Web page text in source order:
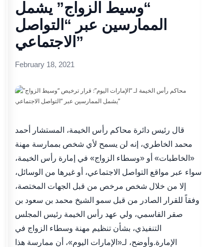
“وسيط الزواج” يشمل
الممارسين عبر “التواصل
الاجتماعي”
February 18, 2021
قال رئيس دائرة محاكم رأس الخيمة، المستشار أحمد
محمد الخاطري، إنه لن يسمح لأي شخص بممارسة مهنة
«الخاطبات» أو «وسطاء الزواج» في إمارة رأس الخيمة،
سواء عبر مواقع التواصل الاجتماعي، أو غيرها من الوسائل،
إلا من خلال شخص مرخص من قبل الجهات المختصة،
وفقاً للقرار الصادر من قبل سمو الشيخ محمد بن سعود بن
صقر القاسمي، ولي عهد رأس الخيمة رئيس المجلس
التنفيذي، بشأن تنظيم مهنة وسطاء الزواج في
الإمارة.وأوضح، لـ«الإمارات اليوم»، أن ممارسة هذا